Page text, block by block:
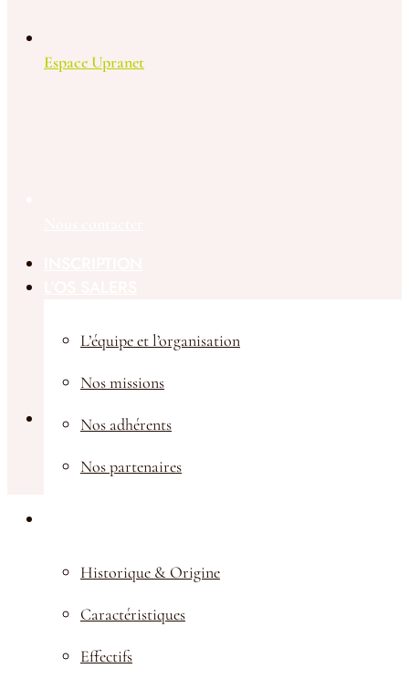
L’équipe et l’organisation
Nos missions
Nos adhérents
Nos partenaires
Historique & Origine
Caractéristiques
Effectifs
Espace Upranet